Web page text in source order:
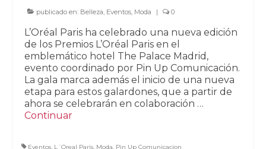
publicado en: Belleza, Eventos, Moda | 0
L’Oréal Paris ha celebrado una nueva edición
de los Premios L’Oréal Paris en el
emblemático hotel The Palace Madrid,
evento coordinado por Pin Up Comunicación.
La gala marca además el inicio de una nueva
etapa para estos galardones, que a partir de
ahora se celebrarán en colaboración …
Continuar
Eventos, L´Oreal Paris, Moda, Pin Up Comunicacion